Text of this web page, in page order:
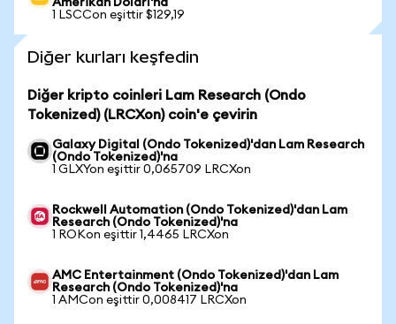
Amerikan Doları'na
1 LSCCon eşittir $129,19
Diğer kurları keşfedin
Diğer kripto coinleri Lam Research (Ondo
Tokenized) (LRCXon) coin'e çevirin
Galaxy Digital (Ondo Tokenized)'dan Lam Research
(Ondo Tokenized)'na
1 GLXYon eşittir 0,065709 LRCXon
Rockwell Automation (Ondo Tokenized)'dan Lam
Research (Ondo Tokenized)'na
1 ROKon eşittir 1,4465 LRCXon
AMC Entertainment (Ondo Tokenized)'dan Lam
Research (Ondo Tokenized)'na
1 AMCon eşittir 0,008417 LRCXon